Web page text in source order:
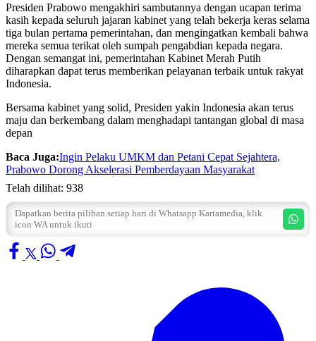
Presiden Prabowo mengakhiri sambutannya dengan ucapan terima
kasih kepada seluruh jajaran kabinet yang telah bekerja keras selama
tiga bulan pertama pemerintahan, dan mengingatkan kembali bahwa
mereka semua terikat oleh sumpah pengabdian kepada negara.
Dengan semangat ini, pemerintahan Kabinet Merah Putih
diharapkan dapat terus memberikan pelayanan terbaik untuk rakyat
Indonesia.
Bersama kabinet yang solid, Presiden yakin Indonesia akan terus
maju dan berkembang dalam menghadapi tantangan global di masa
depan
Baca Juga:Ingin Pelaku UMKM dan Petani Cepat Sejahtera,
Prabowo Dorong Akselerasi Pemberdayaan Masyarakat
Telah dilihat: 938
Dapatkan berita pilihan setiap hari di Whatsapp Kartamedia, klik
icon WA untuk ikuti